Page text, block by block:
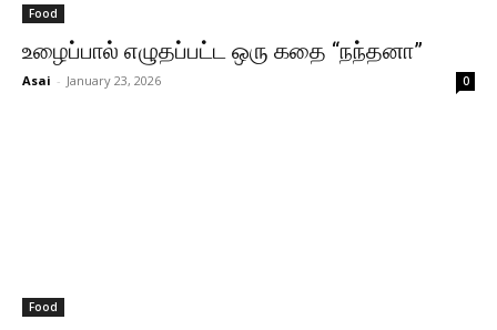
Food
உழைப்பால் எழுதப்பட்ட ஒரு கதை “நந்தனா”
Asai - January 23, 2026 0
Food